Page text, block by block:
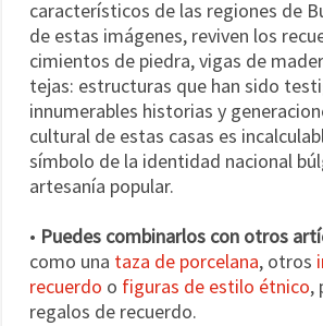
característicos de las regiones de
de estas imágenes, reviven los
cimientos de piedra, vigas de
tejas: estructuras que han sido
innumerables historias y
cultural de estas casas es
símbolo de la identidad nacional
artesanía popular.
• Puedes combinarlos con otros
como una taza de porcelana, otros
recuerdo o figuras de estilo étnico,
regalos de recuerdo.